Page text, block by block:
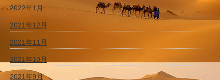
2022年1月
2021年12月
2021年11月
2021年10月
2021年9月